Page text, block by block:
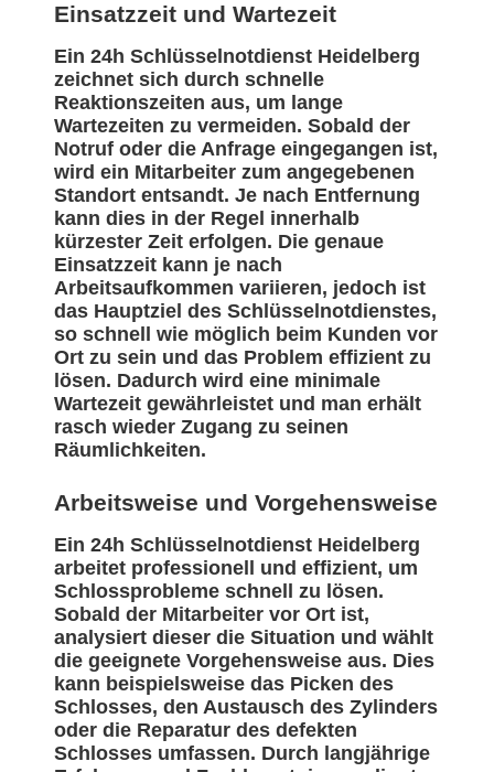
Einsatzzeit und Wartezeit
Ein 24h Schlüsselnotdienst Heidelberg
zeichnet sich durch schnelle
Reaktionszeiten aus, um lange
Wartezeiten zu vermeiden. Sobald der
Notruf oder die Anfrage eingegangen ist,
wird ein Mitarbeiter zum angegebenen
Standort entsandt. Je nach Entfernung
kann dies in der Regel innerhalb
kürzester Zeit erfolgen. Die genaue
Einsatzzeit kann je nach
Arbeitsaufkommen variieren, jedoch ist
das Hauptziel des Schlüsselnotdienstes,
so schnell wie möglich beim Kunden vor
Ort zu sein und das Problem effizient zu
lösen. Dadurch wird eine minimale
Wartezeit gewährleistet und man erhält
rasch wieder Zugang zu seinen
Räumlichkeiten.
Arbeitsweise und Vorgehensweise
Ein 24h Schlüsselnotdienst Heidelberg
arbeitet professionell und effizient, um
Schlossprobleme schnell zu lösen.
Sobald der Mitarbeiter vor Ort ist,
analysiert dieser die Situation und wählt
die geeignete Vorgehensweise aus. Dies
kann beispielsweise das Picken des
Schlosses, den Austausch des Zylinders
oder die Reparatur des defekten
Schlosses umfassen. Durch langjährige